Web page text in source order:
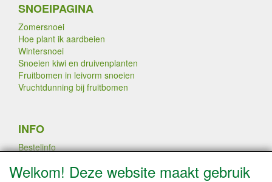
SNOEIPAGINA
Zomersnoei
Hoe plant ik aardbeien
Wintersnoei
Snoeien kiwi en druivenplanten
Fruitbomen in leivorm snoeien
Vruchtdunning bij fruitbomen
INFO
Bestelinfo
Betaalmogelijkheden
Welkom! Deze website maakt gebruik